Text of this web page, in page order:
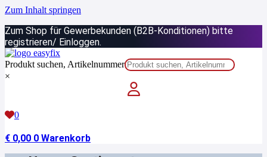
Zum Inhalt springen
Zum Shop für Gewerbekunden (B2B-Konditionen) bitte
registrieren/ Einloggen.
Produkt suchen, Artikelnummer
×
0
€ 0,00 0 Warenkorb